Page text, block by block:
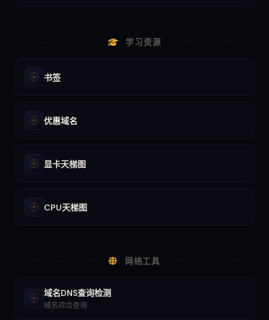
学习资源
书签
优惠域名
显卡天梯图
CPU天梯图
网络工具
域名DNS查询检测
域名综合查询